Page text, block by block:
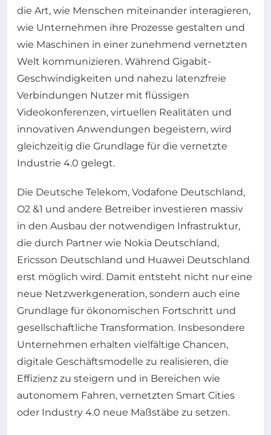
die Art, wie Menschen miteinander interagieren,
wie Unternehmen ihre Prozesse gestalten und
wie Maschinen in einer zunehmend vernetzten
Welt kommunizieren. Während Gigabit-
Geschwindigkeiten und nahezu latenzfreie
Verbindungen Nutzer mit flüssigen
Videokonferenzen, virtuellen Realitäten und
innovativen Anwendungen begeistern, wird
gleichzeitig die Grundlage für die vernetzte
Industrie 4.0 gelegt.
Die Deutsche Telekom, Vodafone Deutschland,
O2 &1 und andere Betreiber investieren massiv
in den Ausbau der notwendigen Infrastruktur,
die durch Partner wie Nokia Deutschland,
Ericsson Deutschland und Huawei Deutschland
erst möglich wird. Damit entsteht nicht nur eine
neue Netzwerkgeneration, sondern auch eine
Grundlage für ökonomischen Fortschritt und
gesellschaftliche Transformation. Insbesondere
Unternehmen erhalten vielfältige Chancen,
digitale Geschäftsmodelle zu realisieren, die
Effizienz zu steigern und in Bereichen wie
autonomem Fahren, vernetzten Smart Cities
oder Industry 4.0 neue Maßstäbe zu setzen.